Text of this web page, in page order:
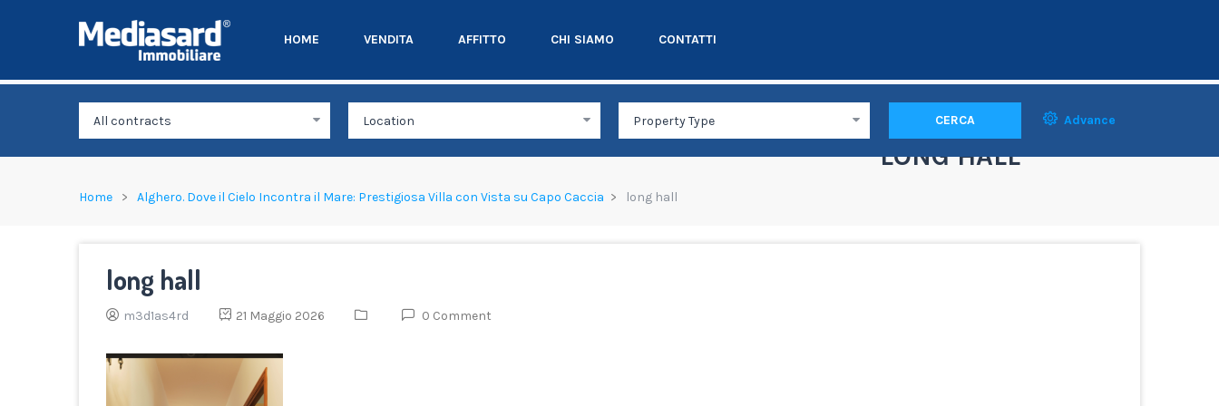
HOME VENDITA AFFITTO CHI SIAMO CONTATTI
CERCA Advance
LONG HALL
Home Alghero. Dove il Cielo Incontra il Mare: Prestigiosa Villa con Vista su Capo Caccia long hall
long hall
m3d1as4rd 21 Maggio 2026 0 Comment